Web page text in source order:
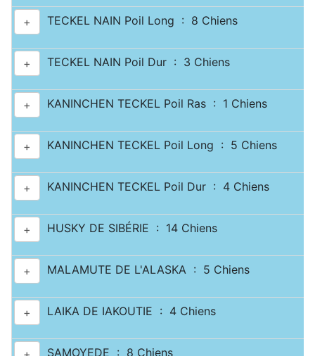
+ TECKEL NAIN Poil Long : 8 Chiens
+ TECKEL NAIN Poil Dur : 3 Chiens
+ KANINCHEN TECKEL Poil Ras : 1 Chiens
+ KANINCHEN TECKEL Poil Long : 5 Chiens
+ KANINCHEN TECKEL Poil Dur : 4 Chiens
+ HUSKY DE SIBÉRIE : 14 Chiens
+ MALAMUTE DE L'ALASKA : 5 Chiens
+ LAIKA DE IAKOUTIE : 4 Chiens
SAMOYEDE : 8 Chiens